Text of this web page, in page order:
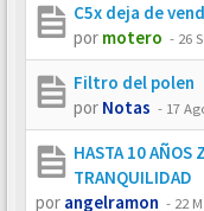
C5x deja de
por motero - 26
Filtro del polen
por Notas - 17
HASTA 10
TRANQUILIDAD
por angelramon - 22